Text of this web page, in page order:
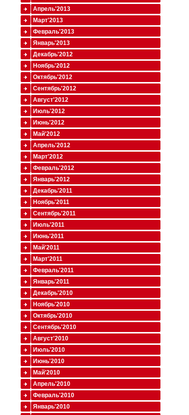
Апрель'2013
Март'2013
Февраль'2013
Январь'2013
Декабрь'2012
Ноябрь'2012
Октябрь'2012
Сентябрь'2012
Август'2012
Июль'2012
Июнь'2012
Май'2012
Апрель'2012
Март'2012
Февраль'2012
Январь'2012
Декабрь'2011
Ноябрь'2011
Сентябрь'2011
Июль'2011
Июнь'2011
Май'2011
Март'2011
Февраль'2011
Январь'2011
Декабрь'2010
Ноябрь'2010
Октябрь'2010
Сентябрь'2010
Август'2010
Июль'2010
Июнь'2010
Май'2010
Апрель'2010
Февраль'2010
Январь'2010